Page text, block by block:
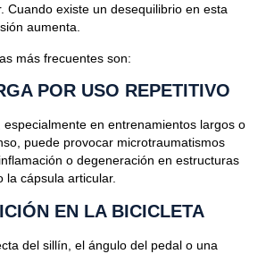
Cuando existe un desequilibrio en esta
aumenta.
más frecuentes son:
POR USO REPETITIVO
especialmente en entrenamientos largos o
puede provocar microtraumatismos
o degeneración en estructuras
la cápsula articular.
EN LA BICICLETA
del sillín , el ángulo del pedal o una